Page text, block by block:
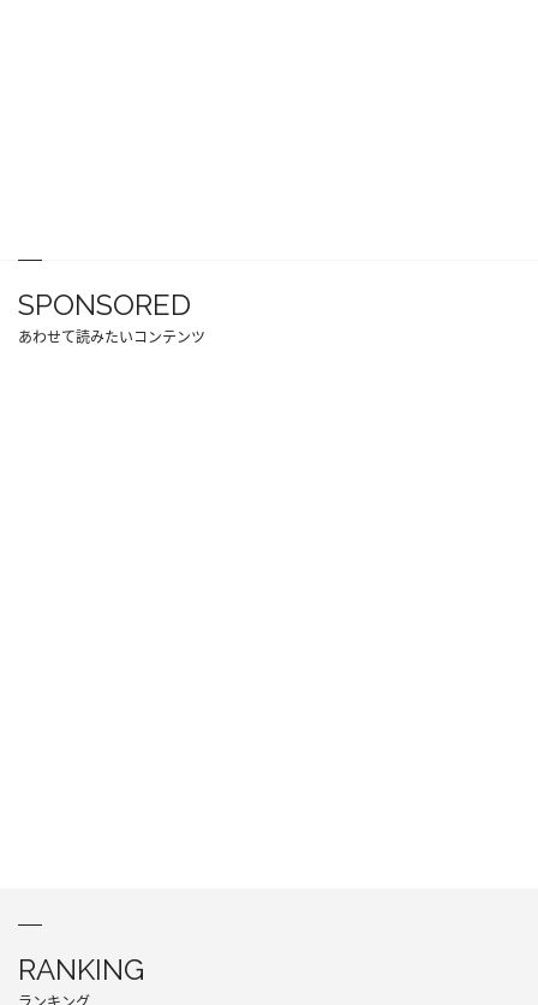
SPONSORED
あわせて読みたいコンテンツ
RANKING